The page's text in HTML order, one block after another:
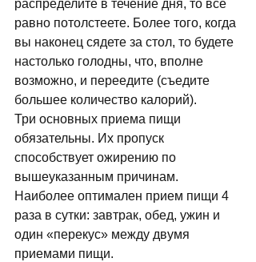
распределите в течение дня, то все
равно потолстеете. Более того, когда
вы наконец сядете за стол, то будете
настолько голодны, что, вполне
возможно, и переедите (съедите
большее количество калорий).
Три основных приема пищи
обязательны. Их пропуск
способствует ожирению по
вышеуказанным причинам.
Наиболее оптимален прием пищи 4
раза в сутки: завтрак, обед, ужин и
один «перекус» между двумя
приемами пищи.